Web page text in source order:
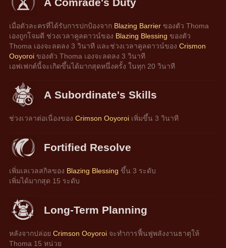
เมื่อตัวละครที่ได้รับการปกป้องจาก Blazing Barrier ของตัว Thoma
เองถูกโจมตี ช่วงเวลาคูลดาวน์ของ Blazing Blessing ของตัว
Thoma เองจะลดลง 3 วินาที และช่วงเวลาคูลดาวน์ของ Crismon
Ooyoroi ของตัว Thoma เองจะลดลง 3 วินาที
เอฟเฟกต์นี้จะเกิดขึ้นได้มากสุดหนึ่งครั้ง ในทุก 20 วินาที
A Subordinate's Skills
ช่วงเวลาต่อเนื่องของ Crimson Ooyoroi เพิ่มขึ้น 3 วินาที
Fortified Resolve
เพิ่มเลเวลสกิลของ Blazing Blessing ขึ้น 3 ระดับ
เพิ่มได้มากสุด 15 ระดับ
Long-Term Planning
หลังจากปล่อย Crimson Ooyoroi จะทำการฟื้นฟูพลังงานธาตุให้
Thoma 15 หน่วย